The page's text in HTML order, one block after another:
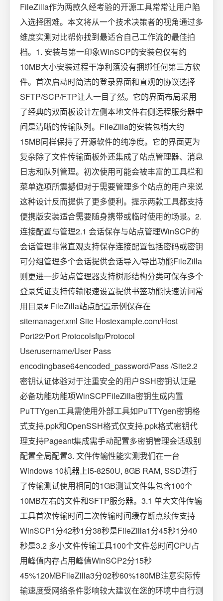
FileZilla作为两款久经考验的开源工具常常让用户陷
入选择困难。本文将从一个技术决策者的视角通过多
维度实测对比帮你找到最适合自己工作流的最佳拍
档。1. 安装与第一印象WinSCP的安装包仅有约
10MB大小安装过程干净利落没有捆绑任何第三方软
件。首次启动时简洁的登录界面和直观的协议选择
SFTP/SCP/FTP让人一目了然。它的界面布局采用
了经典的双面板设计左侧本地文件右侧远程服务器中
间是清晰的传输队列。FileZilla的安装包稍大约
15MB同样保持了开源软件的纯净度。它的界面更为
复杂除了文件传输面板外还集成了站点管理器、消息
日志和队列管理。初次使用可能会被丰富的工具栏和
菜单选项所震撼但对于需要管理多个站点的用户来说
这种设计反而提供了更多便利。提示两款工具都支持
便携版安装适合需要随身携带或临时使用的场景。2.
连接配置与管理2.1 会话保存与站点管理WinSCP的
会话管理非常直观支持保存连接配置包括密码或密钥
可分组管理多个会话提供会话导入/导出功能FileZilla
则更进一步站点管理器支持树形结构分类可保存多个
登录凭证支持传输限速设置提供书签功能快速访问常
用目录# FileZilla站点配置示例保存在
sitemanager.xml Site Hostexample.com/Host
Port22/Port Protocolsftp/Protocol
Userusername/User Pass
encodingbase64encoded_password/Pass /Site2.2
密钥认证体验对于注重安全的用户SSH密钥认证是
必备功能功能项WinSCPFileZilla密钥生成内置
PuTTYgen工具需使用外部工具如PuTTYgen密钥格
式支持.ppk和OpenSSH格式仅支持.ppk格式密钥代
理支持Pageant集成需手动配置多密钥管理会话级别
配置全局配置3. 文件传输性能实测我们在一台
Windows 10机器上i5-8250U, 8GB RAM, SSD进行
了传输测试使用相同的1GB测试文件集包含100个
10MB左右的文件和SFTP服务器。3.1 单大文件传输
工具首次传输时间二次传输时间缓存断点续传支持
WinSCP1分42秒1分38秒是FileZilla1分45秒1分40
秒是3.2 多小文件传输工具100个文件总时间CPU占
用峰值内存占用峰值WinSCP2分15秒
45%120MBFileZilla3分02秒60%180MB注意实际传
输速度受网络条件影响较大建议在您的环境中自行测